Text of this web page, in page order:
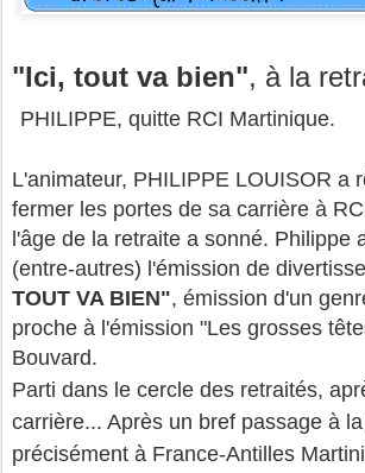
"Ici, tout va bien", à la
PHILIPPE, quitte RCI Martinique.
L'animateur, PHILIPPE LOUISOR a
fermer les portes de sa carrière à
l'âge de la retraite a sonné. Philippe
(entre-autres) l'émission de
TOUT VA BIEN", émission d'un
proche à l'émission "Les grosses
Bouvard.
Parti dans le cercle des retraités,
carrière... Après un bref passage à
précisément à France-Antilles